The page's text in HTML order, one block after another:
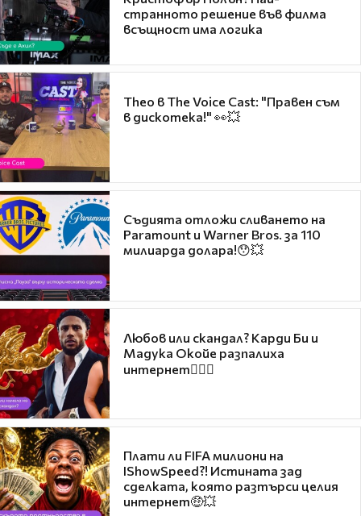
странното решение във филма
всъщност има логика
Theo в The Voice Cast: "Правен съм
в дискотека!" 👀💥
Съдията отложи сливането на
Paramount и Warner Bros. за 110
милиарда долара!😯💥
Любов или скандал? Карди Би и
Мадука Окойе разпалиха
интернет❤️‍🔥🔥
Плати ли FIFA милиони на
IShowSpeed?! Истината зад
сделката, която разтърси целия
интернет🤑💥